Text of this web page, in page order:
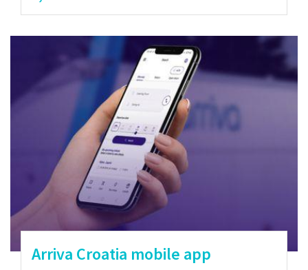
Arriva Croatia mobile app